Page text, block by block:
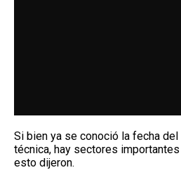
Si bien ya se conoció la fecha
técnica, hay sectores
esto dijeron.